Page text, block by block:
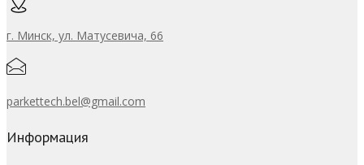
г. Минск, ул. Матусевича, 66
parkettech.bel@gmail.com
Информация